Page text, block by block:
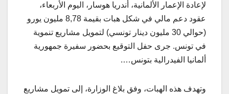
لإعادة الإعمار الألمانية، أندريا هوسار، اليوم الأربعاء،
عقود دعم مالي في شكل هبات بقيمة 8,78 مليون يورو
(حوالي 30 مليون دينار تونسي) لتمويل مشاريع تنموية
في تونس. جرى حفل التوقيع بحضور سفيرة جمهورية
ألمانيا الفيدرالية بتونس….
وتهدف هذه الهبات، وفق بلاغ الوزارة، إلى تمويل مشاريع